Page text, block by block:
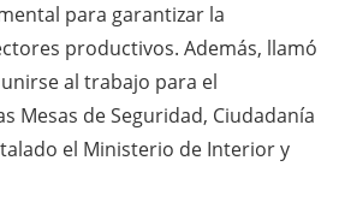
para garantizar la
productivos. Además, llamó
al trabajo para el
Mesas de Seguridad, Ciudadanía
el Ministerio de Interior y